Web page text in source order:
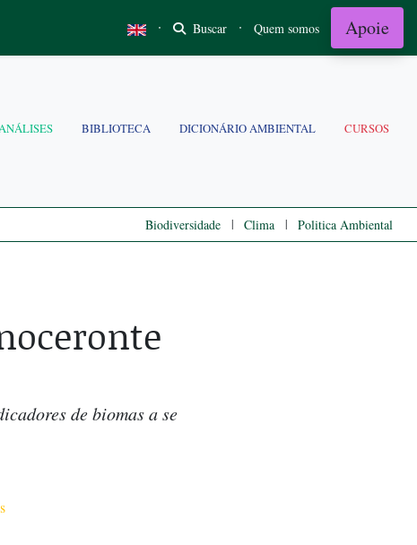
· Buscar · Quem somos Apoie
BIBLIOTECA DICIONÁRIO AMBIENTAL CURSOS
Biodiversidade | Clima | Politica Ambiental
de biomas a se